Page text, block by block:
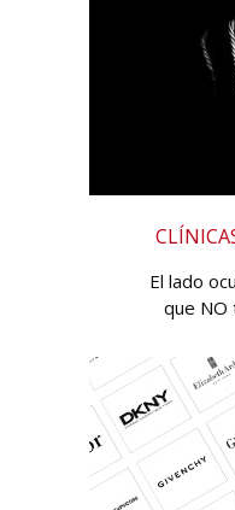
El lado
que NO